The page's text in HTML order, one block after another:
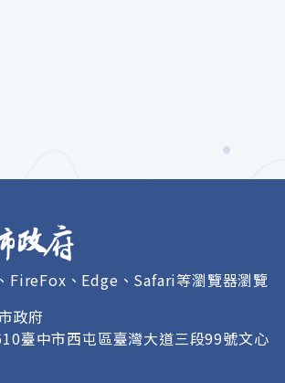
FireFox、Edge、Safari等瀏覽器瀏覽
政府
臺中市西屯區臺灣大道三段99號文心